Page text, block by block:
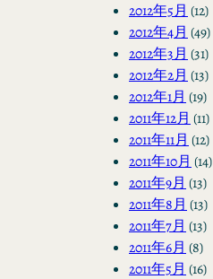
2012年5月 (12)
2012年4月 (49)
2012年3月 (31)
2012年2月 (13)
2012年1月 (19)
2011年12月 (11)
2011年11月 (12)
2011年10月 (14)
2011年9月 (13)
2011年8月 (13)
2011年7月 (13)
2011年6月 (8)
2011年5月 (16)